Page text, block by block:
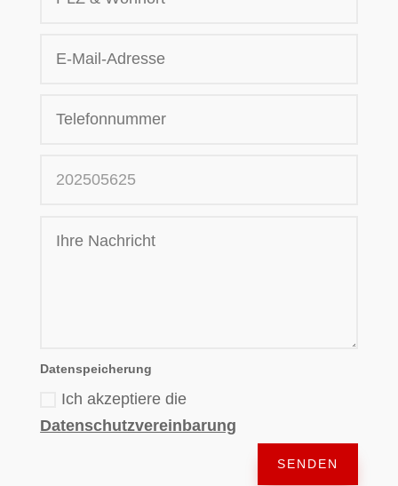
Datenspeicherung
Ich akzeptiere die
Datenschutzvereinbarung
SENDEN